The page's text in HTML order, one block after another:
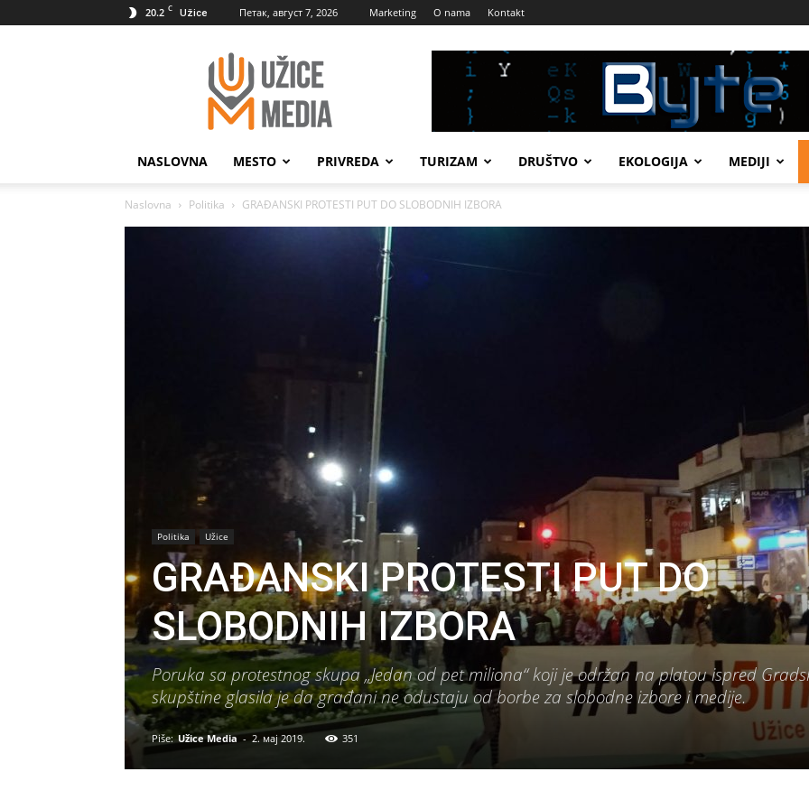
20.2 C Užice Петак, август 7, 2026 Marketing O nama Kontakt
UžiceMedia
NASLOVNA MESTO PRIVREDA TURIZAM DRUŠTVO EKOLOGIJA MEDIJI
Naslovna Politika GRAĐANSKI PROTESTI PUT DO SLOBODNIH IZBORA
Politika Užice
GRAĐANSKI PROTESTI PUT DO
SLOBODNIH IZBORA
Poruka sa protestnog skupa „Jedan od pet miliona“ koji je održan na platou ispred
skupštine glasila je da građani ne odustaju od borbe za slobodne izbore i medije.
Piše: Užice Media - 2. мај 2019. 351